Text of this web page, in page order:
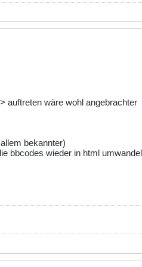
auftreten wäre wohl angebrachter
bekannter)
bbcodes wieder in html